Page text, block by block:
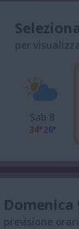
per
Sab 8
34°26°
Domenica
previsione